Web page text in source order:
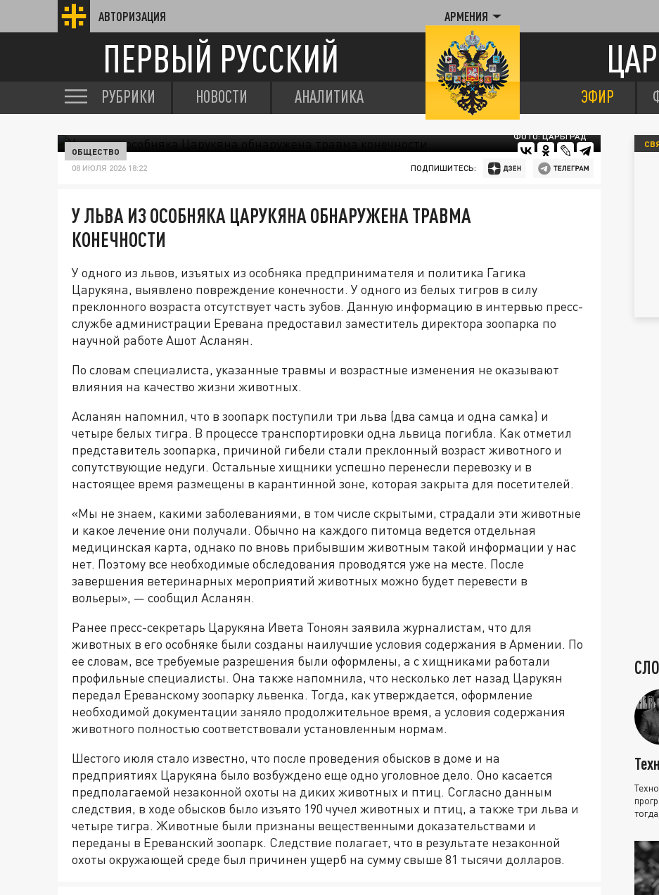
АВТОРИЗАЦИЯ АРМЕНИЯ
ПЕРВЫЙ РУССКИЙ
РУБРИКИ НОВОСТИ АНАЛИТИКА ЭФИР
ФОТО: ЦАРЬГРАД
ОБЩЕСТВО
08 ИЮЛЯ 2026 18:22 ПОДПИШИТЕСЬ:
У ЛЬВА ИЗ ОСОБНЯКА ЦАРУКЯНА ОБНАРУЖЕНА ТРАВМА
КОНЕЧНОСТИ
У одного из львов, изъятых из особняка предпринимателя и политика Гагика
Царукяна, выявлено повреждение конечности. У одного из белых тигров в силу
преклонного возраста отсутствует часть зубов. Данную информацию в интервью пресс-
службе администрации Еревана предоставил заместитель директора зоопарка по
научной работе Ашот Асланян.
По словам специалиста, указанные травмы и возрастные изменения не оказывают
влияния на качество жизни животных.
Асланян напомнил, что в зоопарк поступили три льва (два самца и одна самка) и
четыре белых тигра. В процессе транспортировки одна львица погибла. Как отметил
представитель зоопарка, причиной гибели стали преклонный возраст животного и
сопутствующие недуги. Остальные хищники успешно перенесли перевозку и в
настоящее время размещены в карантинной зоне, которая закрыта для посетителей.
«Мы не знаем, какими заболеваниями, в том числе скрытыми, страдали эти животные
и какое лечение они получали. Обычно на каждого питомца ведется отдельная
медицинская карта, однако по вновь прибывшим животным такой информации у нас
нет. Поэтому все необходимые обследования проводятся уже на месте. После
завершения ветеринарных мероприятий животных можно будет перевести в
вольеры», — сообщил Асланян.
Ранее пресс-секретарь Царукяна Ивета Тоноян заявила журналистам, что для
животных в его особняке были созданы наилучшие условия содержания в Армении. По
ее словам, все требуемые разрешения были оформлены, а с хищниками работали
профильные специалисты. Она также напомнила, что несколько лет назад Царукян
передал Ереванскому зоопарку львенка. Тогда, как утверждается, оформление
необходимой документации заняло продолжительное время, а условия содержания
животного полностью соответствовали установленным нормам.
Шестого июля стало известно, что после проведения обысков в доме и на
предприятиях Царукяна было возбуждено еще одно уголовное дело. Оно касается
предполагаемой незаконной охоты на диких животных и птиц. Согласно данным
следствия, в ходе обысков было изъято 190 чучел животных и птиц, а также три льва и
четыре тигра. Животные были признаны вещественными доказательствами и
переданы в Ереванский зоопарк. Следствие полагает, что в результате незаконной
охоты окружающей среде был причинен ущерб на сумму свыше 81 тысячи долларов.